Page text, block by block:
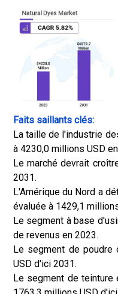
Faits saillants clés:
La taille de l'industrie
à 4230,0 millions USD
Le marché devrait
2031.
L'Amérique du Nord a
évaluée à 1429,1
Le segment à base
de revenus en 2023.
Le segment de poudre
USD d'ici 2031.
Le segment de teinture